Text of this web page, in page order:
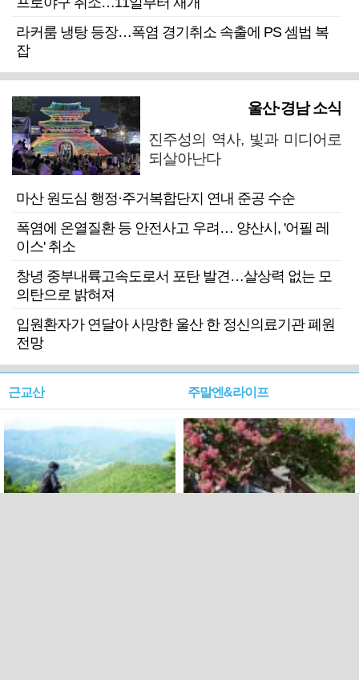
라커룸 냉탕 등장…폭염 경기취소 속출에 PS 셈법 복
잡
울산·경남 소식
진주성의 역사, 빛과 미디어로
되살아난다
마산 원도심 행정·주거복합단지 연내 준공 수순
폭염에 온열질환 등 안전사고 우려… 양산시, '어필 레
이스' 취소
창녕 중부내륙고속도로서 포탄 발견…살상력 없는 모
의탄으로 밝혀져
입원환자가 연달아 사망한 울산 한 정신의료기관 폐원
전망
근교산 주말엔&라이프